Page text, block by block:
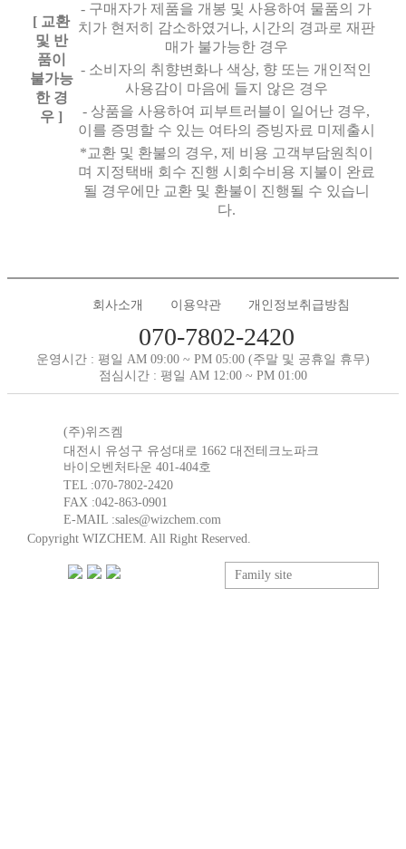
[ 교환
및 반
품이
불가능
한 경
우 ]
- 구매자가 제품을 개봉 및 사용하여 물품의 가
치가 현저히 감소하였거나, 시간의 경과로 재판
매가 불가능한 경우
- 소비자의 취향변화나 색상, 향 또는 개인적인
사용감이 마음에 들지 않은 경우
- 상품을 사용하여 피부트러블이 일어난 경우,
이를 증명할 수 있는 여타의 증빙자료 미제출시
*교환 및 환불의 경우, 제 비용 고객부담원칙이
며 지정택배 회수 진행 시회수비용 지불이 완료
될 경우에만 교환 및 환불이 진행될 수 있습니
다.
회사소개 이용약관 개인정보취급방침
070-7802-2420
운영시간 : 평일 AM 09:00 ~ PM 05:00 (주말 및 공휴일 휴무)
점심시간 : 평일 AM 12:00 ~ PM 01:00
(주)위즈켐
대전시 유성구 유성대로 1662 대전테크노파크
바이오벤처타운 401-404호
TEL :070-7802-2420
FAX :042-863-0901
E-MAIL :sales@wizchem.com
Copyright WIZCHEM. All Right Reserved.